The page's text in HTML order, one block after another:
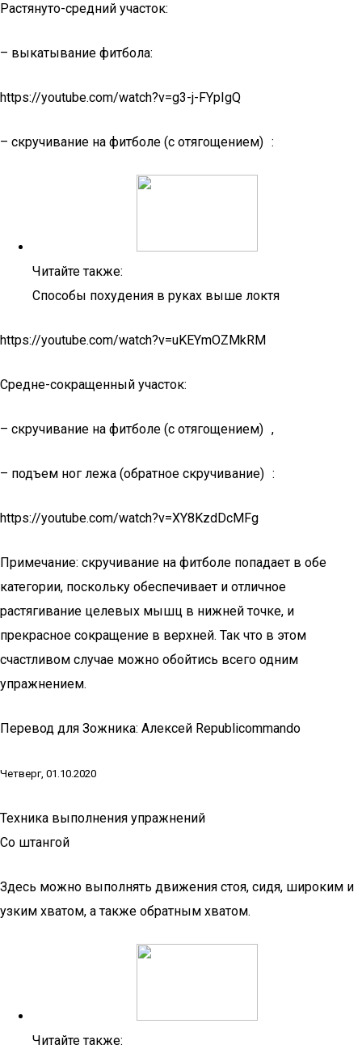
Растянуто-средний участок:
– выкатывание фитбола:
https://youtube.com/watch?v=g3-j-FYpIgQ
– скручивание на фитболе (с отягощением) :
Читайте также:
Способы похудения в руках выше локтя
https://youtube.com/watch?v=uKEYmOZMkRM
Средне-сокращенный участок:
– скручивание на фитболе (с отягощением) ,
– подъем ног лежа (обратное скручивание) :
https://youtube.com/watch?v=XY8KzdDcMFg
Примечание: скручивание на фитболе попадает в обе
категории, поскольку обеспечивает и отличное
растягивание целевых мышц в нижней точке, и
прекрасное сокращение в верхней. Так что в этом
счастливом случае можно обойтись всего одним
упражнением.
Перевод для Зожника: Алексей Republicommando
Четверг, 01.10.2020
Техника выполнения упражнений
Со штангой
Здесь можно выполнять движения стоя, сидя, широким и
узким хватом, а также обратным хватом.
Читайте также: